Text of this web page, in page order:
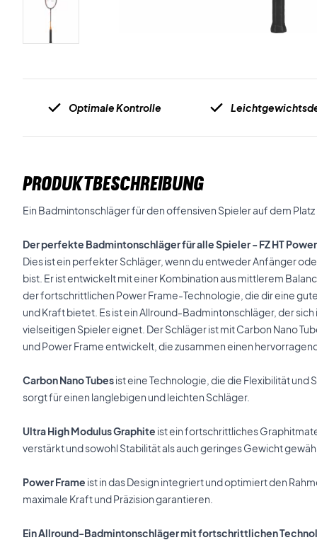
Optimale Kontrolle
PRODUKTBESCHREIBUNG
Ein Badmintonschläger für den offensiven Spieler auf dem Platz
Der perfekte Badmintonschläger für alle Spieler - FZ HT Power
Dies ist ein perfekter Schläger, wenn du entweder Anfänger
bist. Er ist entwickelt mit einer Kombination aus mittlerem
der fortschrittlichen Power Frame-Technologie, die dir eine
und Kraft bietet. Es ist ein Allround-Badmintonschläger, der
vielseitigen Spieler eignet. Der Schläger ist mit Carbon Nano
und Power Frame entwickelt, die zusammen einen
Carbon Nano Tubesist eine Technologie, die die Flexibilität und
sorgt für einen langlebigen und leichten Schläger.
Ultra High Modulus Graphite ist ein fortschrittliches
verstärkt und sowohl Stabilität als auch geringes Gewicht
Power Frame ist in das Design integriert und optimiert den
maximale Kraft und Präzision garantieren.
Ein Allround-Badmintonschläger mit fortschrittlichen